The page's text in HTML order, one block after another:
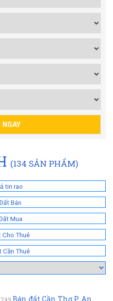
(134 SẢN PHẨM)
tin rao
Bán
Mua
Cho Thuê
Cần Thuê
Bán đất Cần Thơ P. An